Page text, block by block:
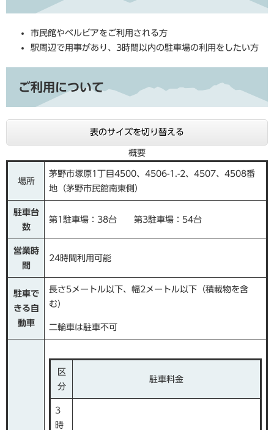
市民館やベルビアをご利用される方
駅周辺で用事があり、3時間以内の駐車場の利用をしたい方
ご利用について
表のサイズを切り替える
概要
場所
茅野市塚原1丁目4500、4506-1.-2、4507、4508番
地（茅野市民館南東側）
駐車台
数
第1駐車場：38台 第3駐車場：54台
営業時
間
24時間利用可能
駐車で
きる自
動車
長さ5メートル以下、幅2メートル以下（積載物を含
む）
二輪車は駐車不可
区
分
駐車料金
3
時